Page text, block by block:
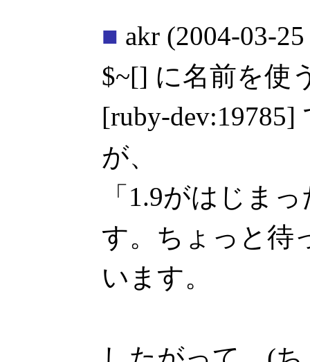
■ akr (2004-03-
$~[] に名前を使
[ruby-
が、
「1.9がはじま
す。ちょっと待
います。